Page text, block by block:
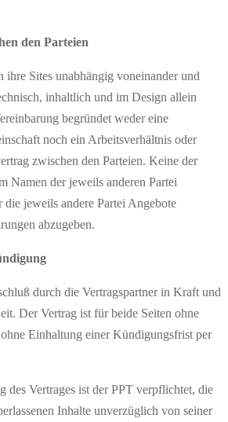
den Parteien
ihre Sites unabhängig voneinander und
inhaltlich und im Design allein
begründet weder eine
noch ein Arbeitsverhältnis oder
zwischen den Parteien. Keine der
Namen der jeweils anderen Partei
jeweils andere Partei Angebote
abzugeben.
durch die Vertragspartner in Kraft und
Der Vertrag ist für beide Seiten ohne
Einhaltung einer Kündigungsfrist per
des Vertrages ist der PPT verpflichtet, die
Inhalte unverzüglich von seiner